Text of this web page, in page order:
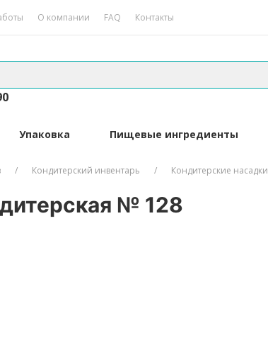
О компании FAQ Контакты
Упаковка Пищевые ингредиенты
Кондитерский инвентарь Кондитерские насадки
№ 128